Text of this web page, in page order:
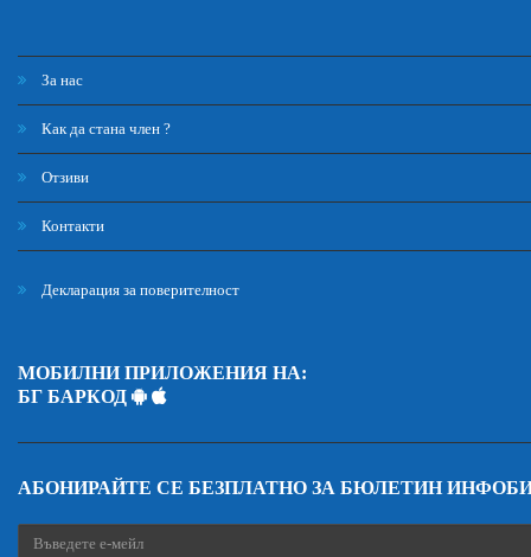
За нас
Как да стана член ?
Отзиви
Контакти
Декларация за поверителност
МОБИЛНИ ПРИЛОЖЕНИЯ НА:
БГ БАРКОД
АБОНИРАЙТЕ СЕ БЕЗПЛАТНО ЗА БЮЛЕТИН